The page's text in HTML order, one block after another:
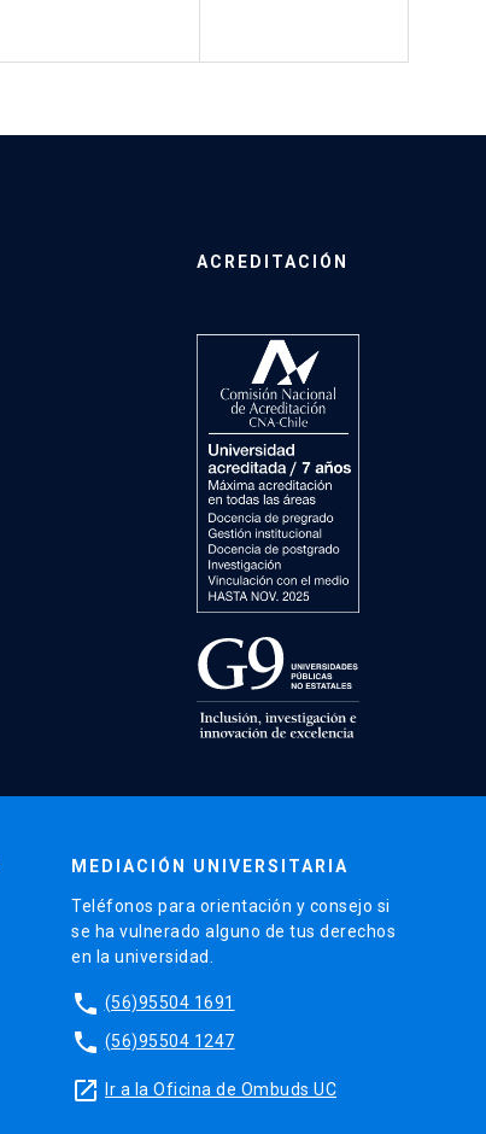
ACREDITACIÓN
MEDIACIÓN UNIVERSITARIA
Teléfonos para orientación y consejo si
se ha vulnerado alguno de tus derechos
en la universidad.
phone (56)95504 1691
phone (56)95504 1247
launch Ir a la Oficina de Ombuds UC